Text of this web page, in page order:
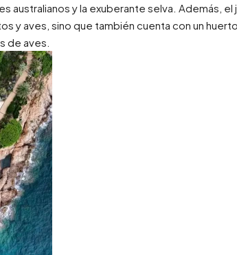
australianos y la exuberante selva. Además, el
y aves, sino que también cuenta con un
de aves.